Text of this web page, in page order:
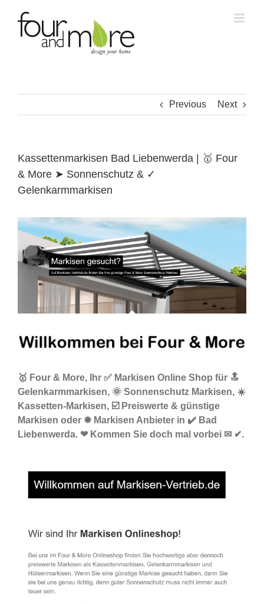
content
Previous Next
Kassettenmarkisen Bad Liebenwerda | 🥇 Four
& More ➤ Sonnenschutz & ✓
Gelenkarmmarkisen
🥇 Four & More, Ihr ✅ Markisen Online Shop für 🔝
Gelenkarmmarkisen, 🌞 Sonnenschutz Markisen, ☀️
Kassetten-Markisen, ☑️ Preiswerte & günstige
Markisen oder ✹ Markisen Anbieter in ✔️ Bad
Liebenwerda. ❤ Kommen Sie doch mal vorbei ✉ ✔.